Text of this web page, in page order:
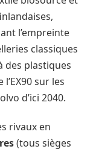
l’empreinte
classiques
des plastiques
l’EX90 sur les
d’ici 2040.
rivaux en
(tous sièges